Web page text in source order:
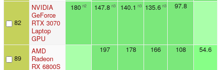
82
NVIDIA
GeForce
RTX 3070
Laptop
GPU
180 n2 147.8 n3 140.1 n3 135.6 n3 97.8
89
AMD
Radeon
RX 6800S
197 178 166 108 54.6